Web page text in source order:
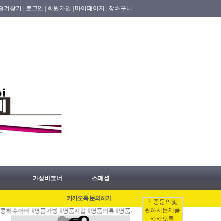
각종문의및
원하시는제품
카카오톡
찾기 | 로그인 | 회원가입 | 마이페이지 | 장바구니
가성비코너 스페셜
카카오톡 문의하기
#명품가방 #명품지갑 #명품의류 #명품시계 #명품신발 업데이트 품명 공지!.